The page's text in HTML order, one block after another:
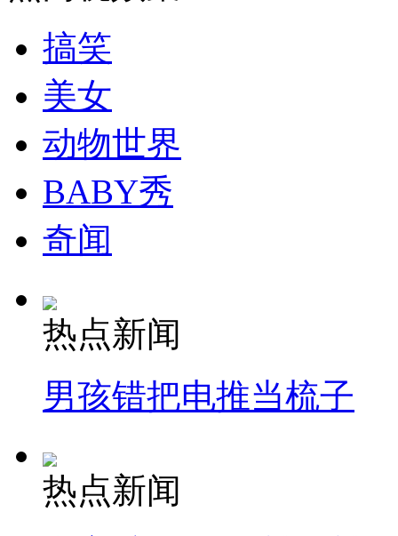
安徽一实载49人客车翻车
走！跟着总书记去植树
消防员救轻生者 花炮节热闹非凡
纽约上演“枕头大战”
搞笑
美女
动物世界
BABY秀
奇闻
热点新闻
男孩错把电推当梳子
热点新闻